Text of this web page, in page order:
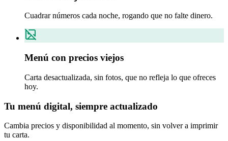
Cuadrar números cada noche, rogando que no falte dinero.
Menú con precios viejos
Carta desactualizada, sin fotos, que no refleja lo que ofreces
hoy.
Tu menú digital, siempre actualizado
Cambia precios y disponibilidad al momento, sin volver a imprimir
tu carta.